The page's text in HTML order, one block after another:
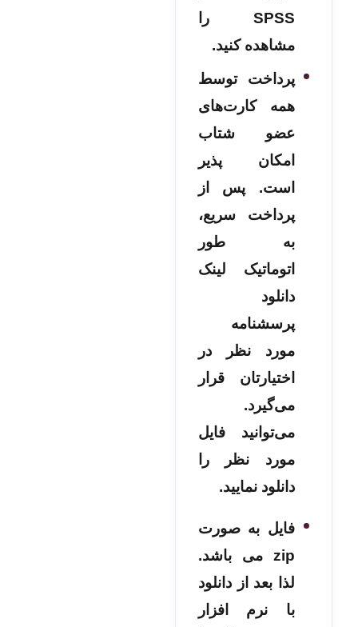
SPSS را
مشاهده کنید.
پرداخت توسط
همه کارت‌های
عضو شتاب
امکان پذیر
است. پس از
پرداخت سریع،
به طور
اتوماتیک لینک
دانلود
پرسشنامه
مورد نظر در
اختیارتان قرار
می‌گیرد.
می‌توانید فایل
مورد نظر را
دانلود نمایید.
فایل به صورت
zip می باشد.
لذا بعد از دانلود
با نرم افزار